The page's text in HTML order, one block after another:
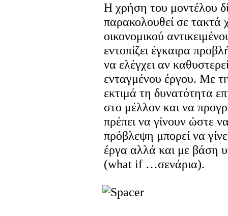
Η χρήση του μοντέλου
παρακολουθεί σε τακτά
οικονομικού
εντοπίζει έγκαιρα
να ελέγχει αν
ενταγμένου έργου. Με
εκτιμά τη δυνατότητα
στο μέλλον και να
πρέπει να γίνουν ώστε
πρόβλεψη μπορεί να
έργα αλλά και με βάση
(what if …σενάρια).